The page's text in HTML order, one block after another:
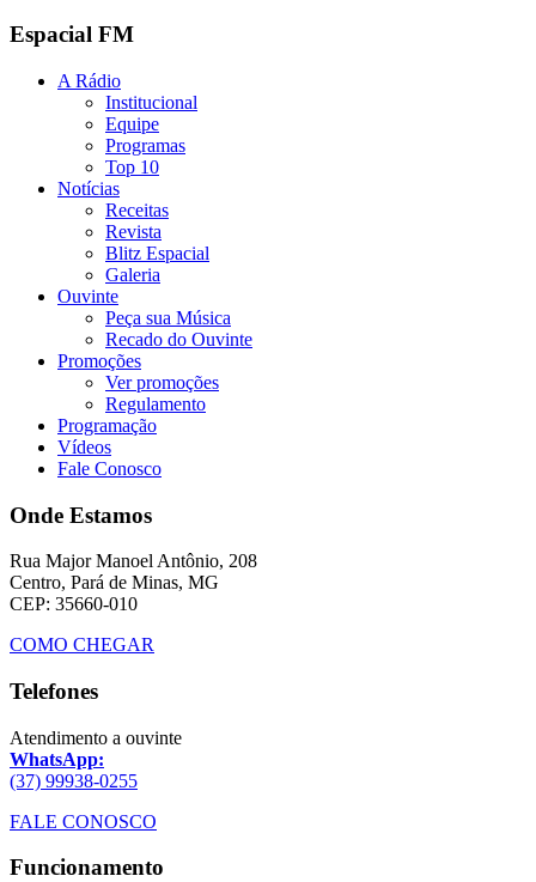
Espacial FM
A Rádio
Institucional
Equipe
Programas
Top 10
Notícias
Receitas
Revista
Blitz Espacial
Galeria
Ouvinte
Peça sua Música
Recado do Ouvinte
Promoções
Ver promoções
Regulamento
Programação
Vídeos
Fale Conosco
Onde Estamos
Rua Major Manoel Antônio, 208
Centro, Pará de Minas, MG
CEP: 35660-010
COMO CHEGAR
Telefones
Atendimento a ouvinte
WhatsApp:
(37) 99938-0255
FALE CONOSCO
Funcionamento